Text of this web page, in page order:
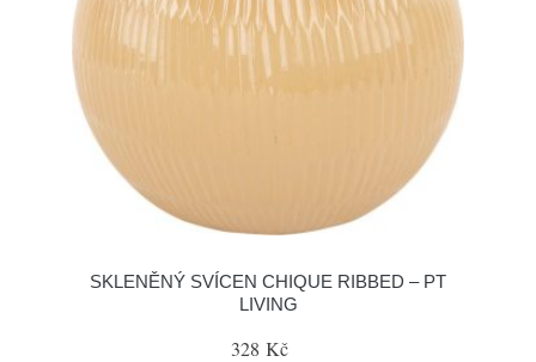
SKLENĚNÝ SVÍCEN CHIQUE RIBBED – PT
LIVING
328 Kč